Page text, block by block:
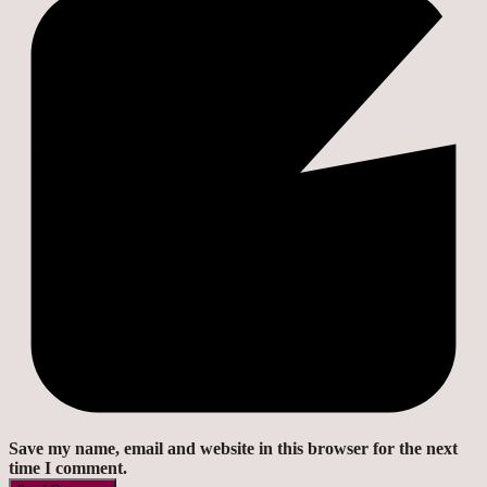
Save my name, email and website in this browser for the next
time I comment.